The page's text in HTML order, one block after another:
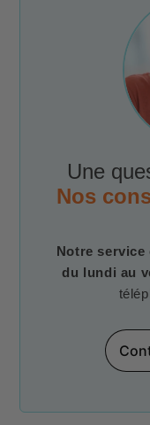
Une
Nos
Notre
du lundi au